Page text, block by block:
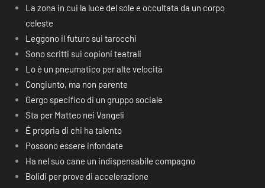
La zona in cui la luce del sole e occultata da un corpo
celeste
Leggono il futuro sui tarocchi
Sono scritti sui copioni teatrali
Lo è un pneumatico per alte velocità
Congiunto, ma non parente
Gergo specifico di un gruppo sociale
Sta per Matteo nei Vangeli
É propria di chi ha talento
Possono essere infondate
Ha nel suo cane un indispensabile compagno
Bolidi per prove di accelerazione